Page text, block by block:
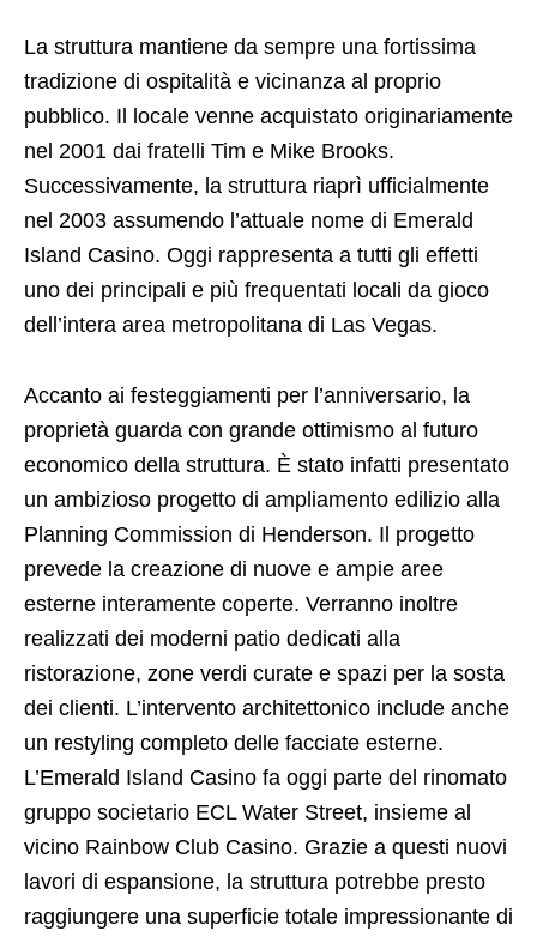
La struttura mantiene da sempre una fortissima
tradizione di ospitalità e vicinanza al proprio
pubblico. Il locale venne acquistato originariamente
nel 2001 dai fratelli Tim e Mike Brooks.
Successivamente, la struttura riaprì ufficialmente
nel 2003 assumendo l’attuale nome di Emerald
Island Casino. Oggi rappresenta a tutti gli effetti
uno dei principali e più frequentati locali da gioco
dell’intera area metropolitana di Las Vegas.
Accanto ai festeggiamenti per l’anniversario, la
proprietà guarda con grande ottimismo al futuro
economico della struttura. È stato infatti presentato
un ambizioso progetto di ampliamento edilizio alla
Planning Commission di Henderson. Il progetto
prevede la creazione di nuove e ampie aree
esterne interamente coperte. Verranno inoltre
realizzati dei moderni patio dedicati alla
ristorazione, zone verdi curate e spazi per la sosta
dei clienti. L’intervento architettonico include anche
un restyling completo delle facciate esterne.
L’Emerald Island Casino fa oggi parte del rinomato
gruppo societario ECL Water Street, insieme al
vicino Rainbow Club Casino. Grazie a questi nuovi
lavori di espansione, la struttura potrebbe presto
raggiungere una superficie totale impressionante di